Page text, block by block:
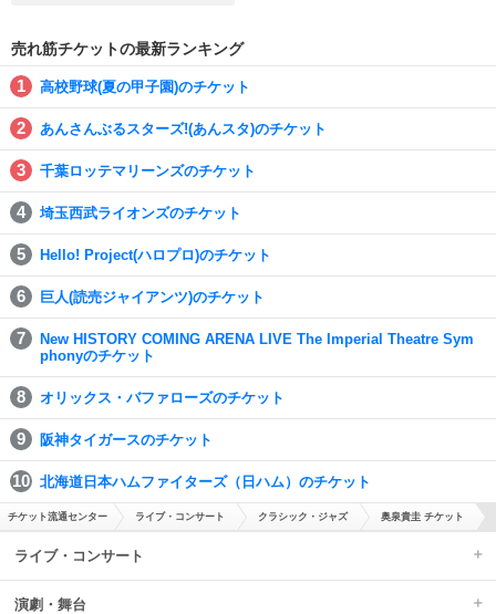
売れ筋チケットの最新ランキング
高校野球(夏の甲子園)のチケット
あんさんぶるスターズ!(あんスタ)のチケット
千葉ロッテマリーンズのチケット
埼玉西武ライオンズのチケット
Hello! Project(ハロプロ)のチケット
巨人(読売ジャイアンツ)のチケット
New HISTORY COMING ARENA LIVE The Imperial Theatre Sym
phonyのチケット
オリックス・バファローズのチケット
阪神タイガースのチケット
北海道日本ハムファイターズ（日ハム）のチケット
チケット流通センター ライブ・コンサート クラシック・ジャズ 奥泉貴圭 チケット
ライブ・コンサート
演劇・舞台